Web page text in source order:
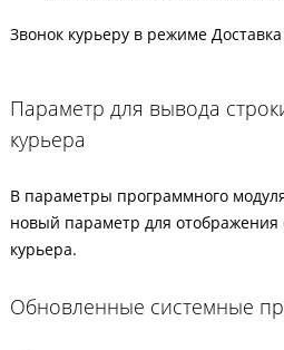
Звонок курьеру в режиме Доставка
Параметр для вывода
курьера
В параметры программного
новый параметр для отображения
курьера.
Обновленные системные